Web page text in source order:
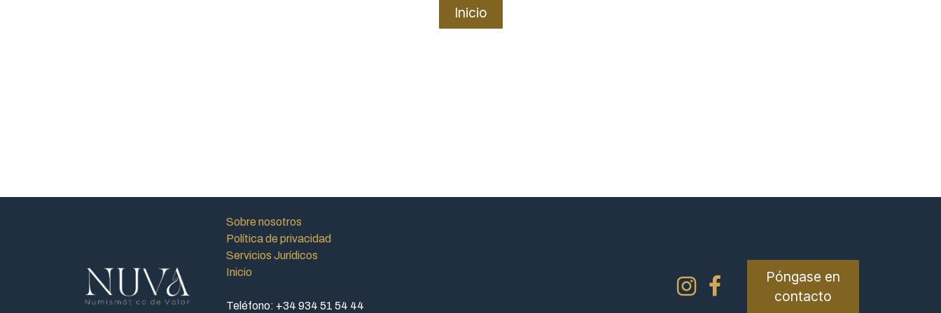
Inicio
Sobre nosotros
Política de privacidad
Servicios Jurídicos
Inicio
Teléfono: +34 934 51 54 44
Póngase en
contacto